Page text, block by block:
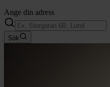
Ange din adress
Sök